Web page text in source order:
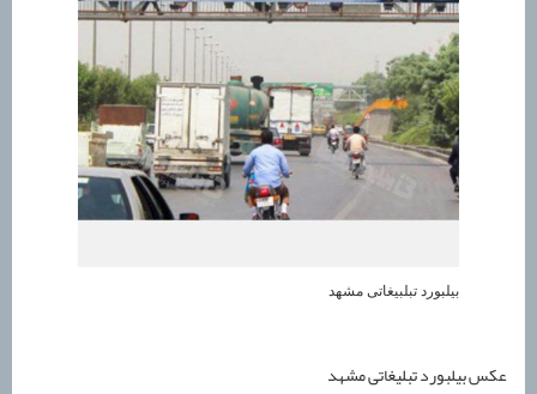
بیلبورد تبلبیغاتی مشهد
عکس بیلبورد تبلیغاتی مشهد